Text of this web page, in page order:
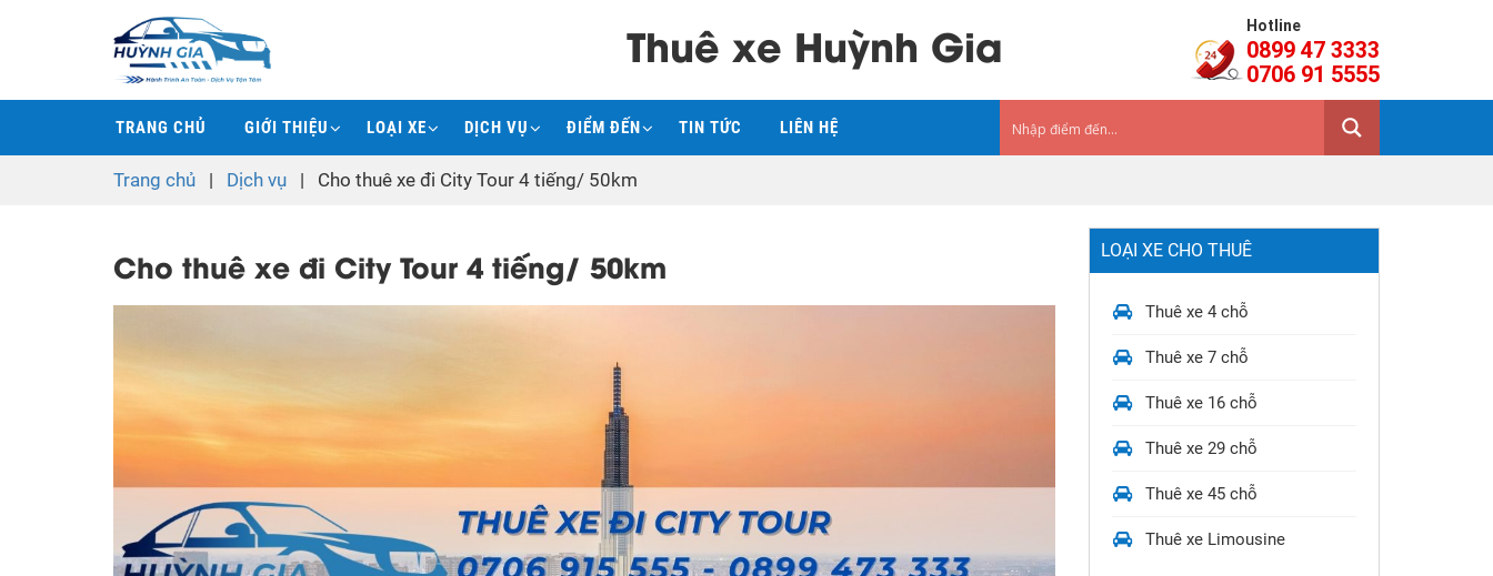
Thuê xe Huỳnh Gia Hotline
0899 47 3333
0706 91 5555
TRANG CHỦ GIỚI THIỆU LOẠI XE DỊCH VỤ ĐIỂM ĐẾN TIN TỨC LIÊN HỆ
Trang chủ | Dịch vụ | Cho thuê xe đi City Tour 4 tiếng/ 50km
Cho thuê xe đi City Tour 4 tiếng/ 50km LOẠI XE CHO THUÊ
Thuê xe 4 chỗ
Thuê xe 7 chỗ
Thuê xe 16 chỗ
Thuê xe 29 chỗ
Thuê xe 45 chỗ
Thuê xe Limousine